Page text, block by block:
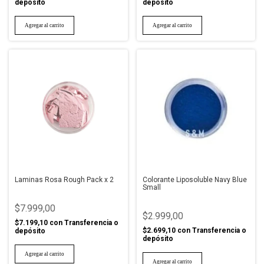
depósito depósito
Laminas Rosa Rough Pack x 2
$7.999,00
$7.199,10 con Transferencia o
depósito
Colorante Liposoluble Navy Blue
Small
$2.999,00
$2.699,10 con Transferencia o
depósito